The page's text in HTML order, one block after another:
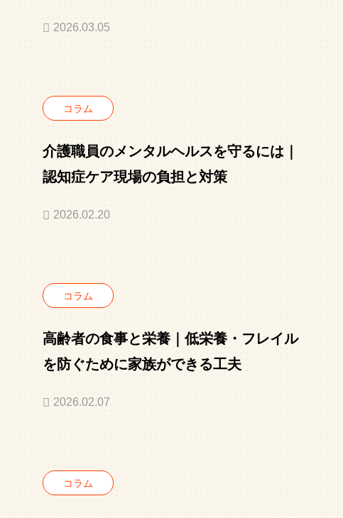
2026.03.05
コラム
介護職員のメンタルヘルスを守るには｜
認知症ケア現場の負担と対策
2026.02.20
コラム
高齢者の食事と栄養｜低栄養・フレイル
を防ぐために家族ができる工夫
2026.02.07
コラム